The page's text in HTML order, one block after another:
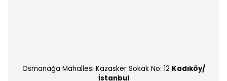
Osmanağa Mahallesi Kazasker Sokak No: 12 Kadıköy/
İstanbul